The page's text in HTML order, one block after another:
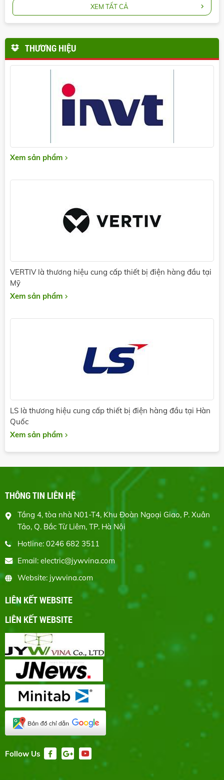
XEM TẤT CẢ
THƯƠNG HIỆU
Xem sản phẩm
VERTIV là thương hiệu cung cấp thiết bị điện hàng đầu tại
Mỹ
Xem sản phẩm
LS là thương hiệu cung cấp thiết bị điện hàng đầu tại Hàn
Quốc
Xem sản phẩm
THÔNG TIN LIÊN HỆ
Tầng 4, tòa nhà N01-T4, Khu Đoàn Ngoại Giao, P. Xuân
Tảo, Q. Bắc Từ Liêm, TP. Hà Nội
Hotline: 0246 682 3511
Email: electric@jywvina.com
Website: jywvina.com
LIÊN KẾT WEBSITE
LIÊN KẾT WEBSITE
Follow Us